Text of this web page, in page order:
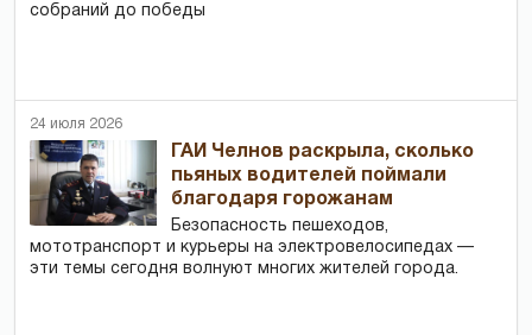
собраний до победы
24 июля 2026
ГАИ Челнов раскрыла, сколько
пьяных водителей поймали
благодаря горожанам
Безопасность пешеходов,
мототранспорт и курьеры на электровелосипедах —
эти темы сегодня волнуют многих жителей города.